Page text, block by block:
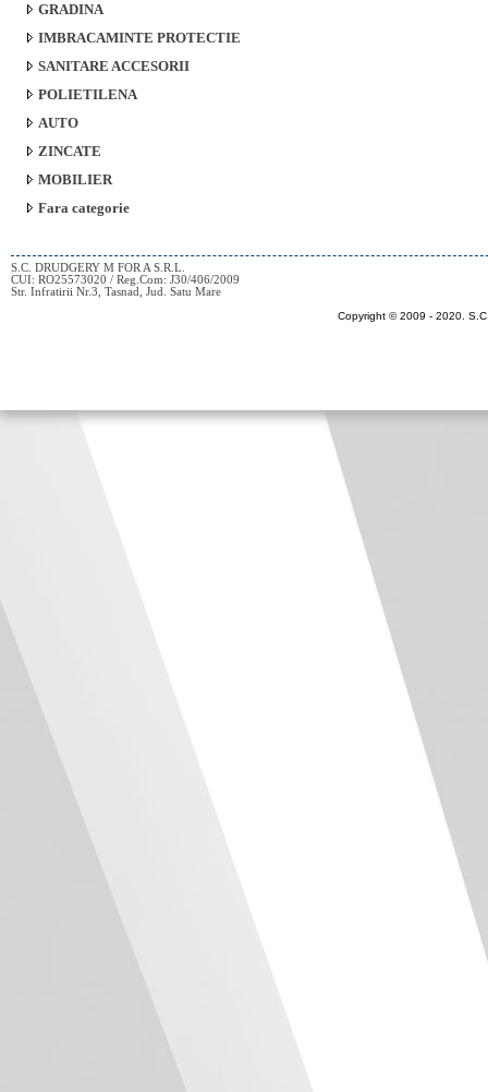
GRADINA
IMBRACAMINTE PROTECTIE
SANITARE ACCESORII
POLIETILENA
AUTO
ZINCATE
MOBILIER
Fara categorie
S.C. DRUDGERY M FOR A S.R.L.
CUI: RO25573020 / Reg.Com: J30/406/2009
Str. Infratirii Nr.3, Tasnad, Jud. Satu Mare
Copyright © 2009 - 2020.